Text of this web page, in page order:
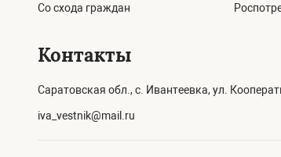
Со схода граждан
Контакты
Саратовская обл., с. Ивантеевка, ул.
iva_vestnik@mail.ru